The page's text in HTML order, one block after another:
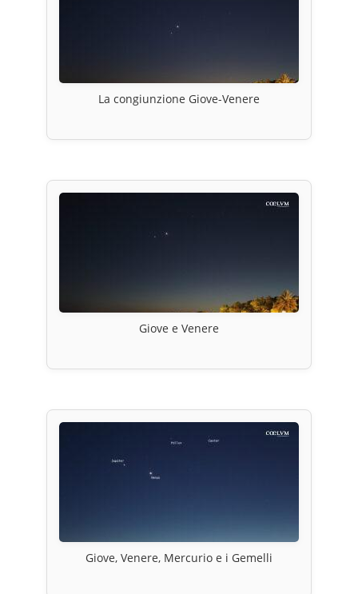
La congiunzione Giove-Venere
Giove e Venere
Giove, Venere, Mercurio e i Gemelli